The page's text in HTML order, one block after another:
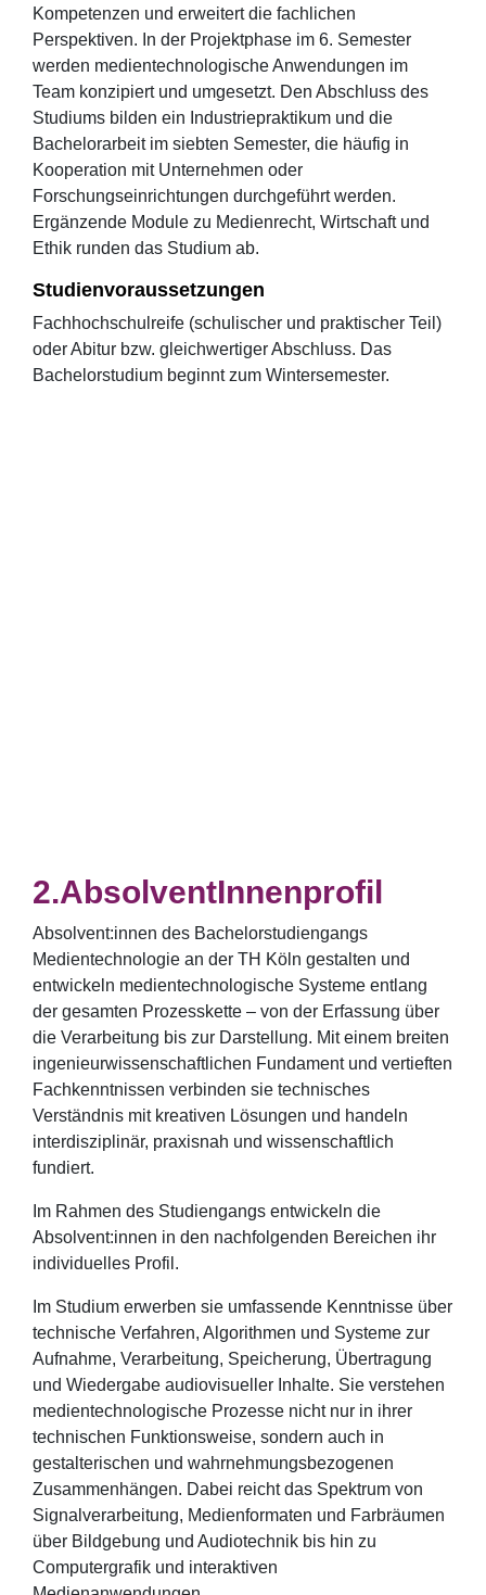
Kompetenzen und erweitert die fachlichen
Perspektiven. In der Projektphase im 6. Semester
werden medientechnologische Anwendungen im
Team konzipiert und umgesetzt. Den Abschluss des
Studiums bilden ein Industriepraktikum und die
Bachelorarbeit im siebten Semester, die häufig in
Kooperation mit Unternehmen oder
Forschungseinrichtungen durchgeführt werden.
Ergänzende Module zu Medienrecht, Wirtschaft und
Ethik runden das Studium ab.
Studienvoraussetzungen
Fachhochschulreife (schulischer und praktischer Teil)
oder Abitur bzw. gleichwertiger Abschluss. Das
Bachelorstudium beginnt zum Wintersemester.
AbsolventInnenprofil
Absolvent:innen des Bachelorstudiengangs
Medientechnologie an der TH Köln gestalten und
entwickeln medientechnologische Systeme entlang
der gesamten Prozesskette – von der Erfassung über
die Verarbeitung bis zur Darstellung. Mit einem breiten
ingenieurwissenschaftlichen Fundament und vertieften
Fachkenntnissen verbinden sie technisches
Verständnis mit kreativen Lösungen und handeln
interdisziplinär, praxisnah und wissenschaftlich
fundiert.
Im Rahmen des Studiengangs entwickeln die
Absolvent:innen in den nachfolgenden Bereichen ihr
individuelles Profil.
Im Studium erwerben sie umfassende Kenntnisse über
technische Verfahren, Algorithmen und Systeme zur
Aufnahme, Verarbeitung, Speicherung, Übertragung
und Wiedergabe audiovisueller Inhalte. Sie verstehen
medientechnologische Prozesse nicht nur in ihrer
technischen Funktionsweise, sondern auch in
gestalterischen und wahrnehmungsbezogenen
Zusammenhängen. Dabei reicht das Spektrum von
Signalverarbeitung, Medienformaten und Farbräumen
über Bildgebung und Audiotechnik bis hin zu
Computergrafik und interaktiven